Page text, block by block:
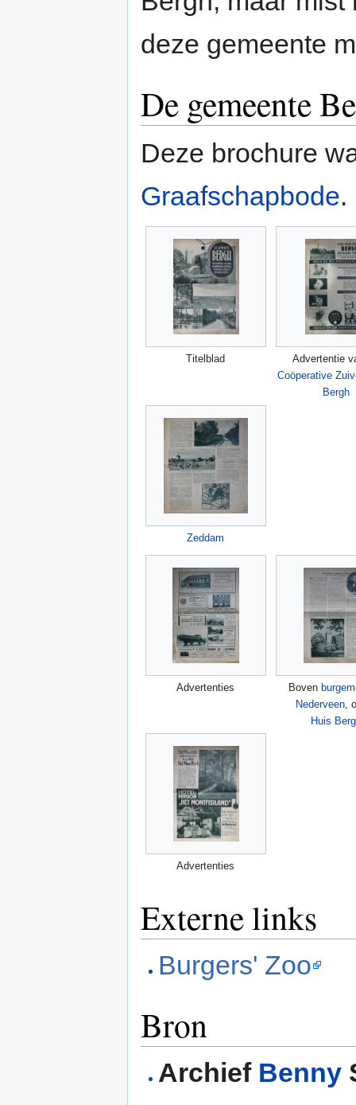
deze gemeente
De gemeente
Deze brochure
Graafschapbode. ‎
Titelblad
Advertentie
Coöperative
Bergh
Zeddam
Advertenties Boven
Nederveen,
Huis
Advertenties
Externe links
Burgers' Zoo
Bron
Archief Benny